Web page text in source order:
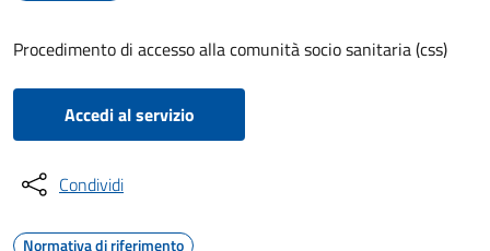
Procedimento di accesso alla comunità socio sanitaria (css)
Accedi al servizio
Condividi
Normativa di riferimento